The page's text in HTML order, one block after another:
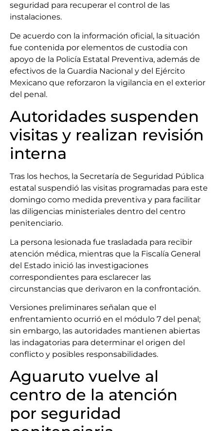
seguridad para recuperar el control de las
instalaciones.
De acuerdo con la información oficial, la situación
fue contenida por elementos de custodia con
apoyo de la Policía Estatal Preventiva, además de
efectivos de la Guardia Nacional y del Ejército
Mexicano que reforzaron la vigilancia en el exterior
del penal.
Autoridades suspenden
visitas y realizan revisión
interna
Tras los hechos, la Secretaría de Seguridad Pública
estatal suspendió las visitas programadas para este
domingo como medida preventiva y para facilitar
las diligencias ministeriales dentro del centro
penitenciario.
La persona lesionada fue trasladada para recibir
atención médica, mientras que la Fiscalía General
del Estado inició las investigaciones
correspondientes para esclarecer las
circunstancias que derivaron en la confrontación.
Versiones preliminares señalan que el
enfrentamiento ocurrió en el módulo 7 del penal;
sin embargo, las autoridades mantienen abiertas
las indagatorias para determinar el origen del
conflicto y posibles responsabilidades.
Aguaruto vuelve al
centro de la atención
por seguridad